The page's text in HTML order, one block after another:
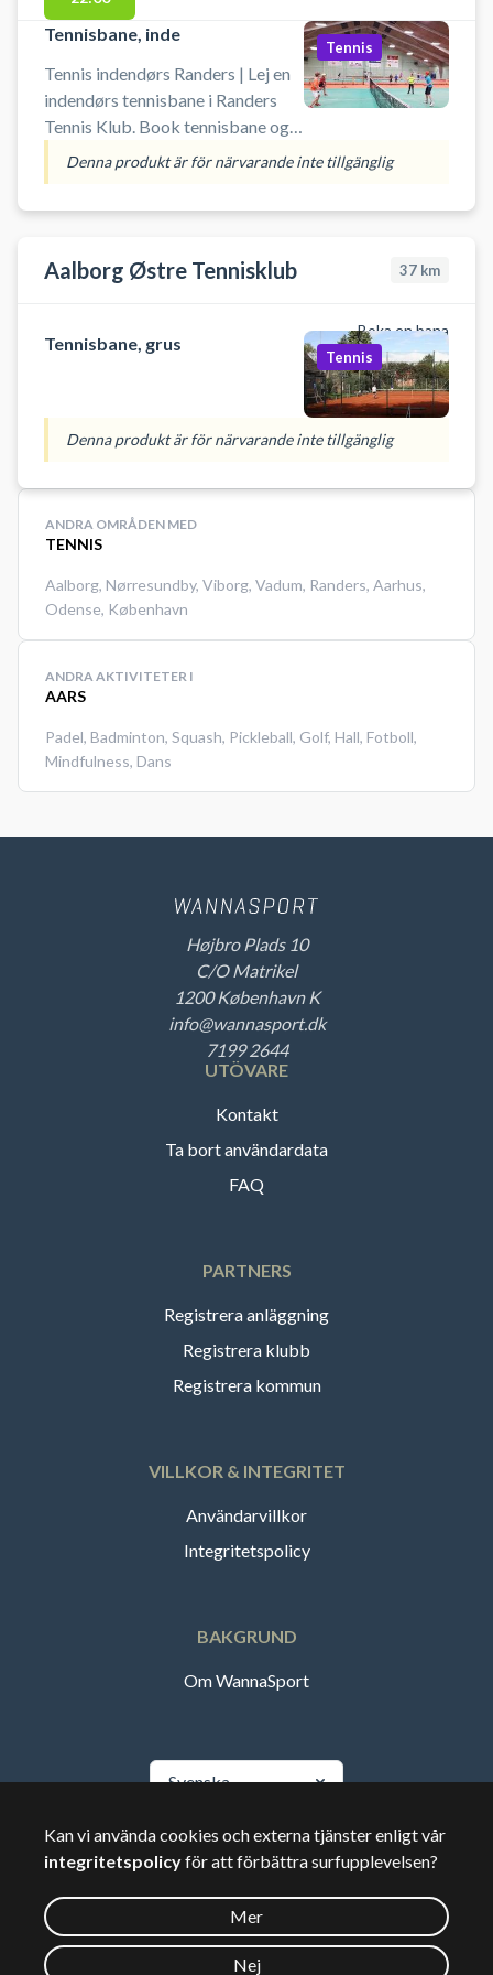
Tennisbane, inde
Tennis indendørs Randers | Lej en
indendørs tennisbane i Randers
Tennis Klub. Book tennisbane og
spil tennis i Randers på en
indendørs tennisbane i
tennishallen ved Randers Tennis &
medbringe ketcher og bolde.
Tennis
Denna produkt är för närvarande inte tillgänglig
Aalborg Østre Tennisklub 37 km
Boka en bana
Tennisbane, grus
Tennis
Denna produkt är för närvarande inte tillgänglig
ANDRA OMRÅDEN MED
TENNIS
Aalborg, Nørresundby, Viborg, Vadum, Randers, Aarhus,
Odense, København
ANDRA AKTIVITETER I
AARS
Padel, Badminton, Squash, Pickleball, Golf, Hall, Fotboll,
Mindfulness, Dans
Højbro Plads 10
C/O Matrikel
1200 København K
info@wannasport.dk
7199 2644
UTÖVARE
Kontakt
Ta bort användardata
FAQ
PARTNERS
Registrera anläggning
Registrera klubb
Registrera kommun
VILLKOR & INTEGRITET
Användarvillkor
Integritetspolicy
BAKGRUND
Om WannaSport
Svenska
🇸🇪Sverige
©2026Wannasport.dk
Kan vi använda cookies och externa tjänster enligt vår
integritetspolicyför att förbättra surfupplevelsen?
Mer
Nej